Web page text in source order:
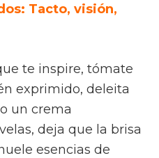
Tacto, visión,
te inspire, tómate
exprimido, deleita
un crema
deja que la brisa
esencias de